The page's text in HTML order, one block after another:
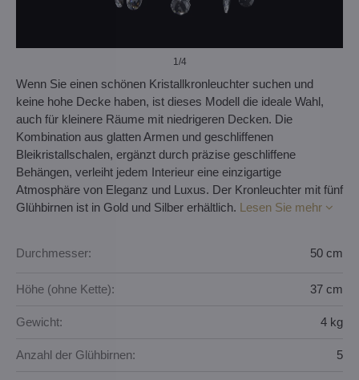
1 /4
Wenn Sie einen schönen Kristallkronleuchter suchen und
keine hohe Decke haben, ist dieses Modell die ideale Wahl,
auch für kleinere Räume mit niedrigeren Decken. Die
Kombination aus glatten Armen und geschliffenen
Bleikristallschalen, ergänzt durch präzise geschliffene
Behängen, verleiht jedem Interieur eine einzigartige
Atmosphäre von Eleganz und Luxus. Der Kronleuchter mit fünf
Glühbirnen ist in Gold und Silber erhältlich. Lesen Sie mehr
Durchmesser: 50 cm
Höhe (ohne Kette): 37 cm
Gewicht: 4 kg
Anzahl der Glühbirnen: 5